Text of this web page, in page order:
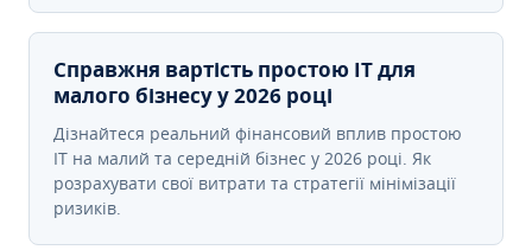
Справжня вартість простою IT для
малого бізнесу у 2026 році
Дізнайтеся реальний фінансовий вплив простою
IT на малий та середній бізнес у 2026 році. Як
розрахувати свої витрати та стратегії мінімізації
ризиків.